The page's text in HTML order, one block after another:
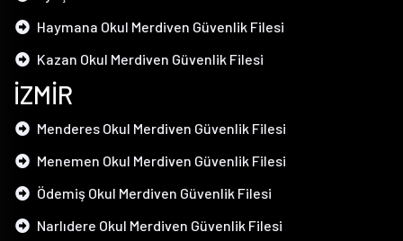
Haymana Okul Merdiven Güvenlik Filesi
Kazan Okul Merdiven Güvenlik Filesi
İZMİR
Menderes Okul Merdiven Güvenlik Filesi
Menemen Okul Merdiven Güvenlik Filesi
Ödemiş Okul Merdiven Güvenlik Filesi
Narlıdere Okul Merdiven Güvenlik Filesi